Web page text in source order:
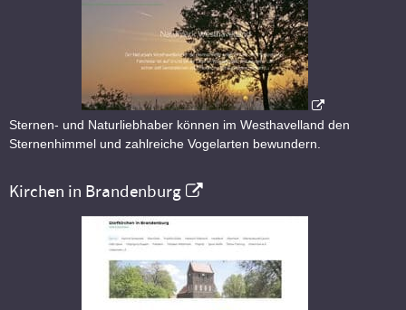
Sternen- und Naturliebhaber können im Westhavelland den
Sternenhimmel und zahlreiche Vogelarten bewundern.
Kirchen in Brandenburg